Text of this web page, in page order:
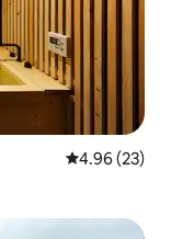
Calificación
4.96 (23)